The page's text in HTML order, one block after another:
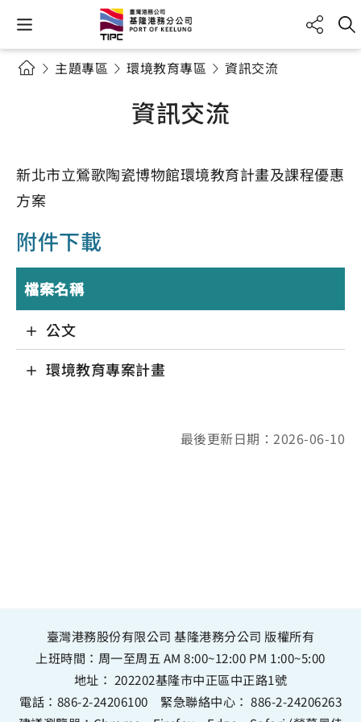
主題專區 環境教育專區 資訊交流
資訊交流
新北市立鶯歌陶瓷博物館環境教育計畫及課程優惠
方案
附件下載
檔案名稱
公文
環境教育專案計畫
最後更新日期：2026-06-10
臺灣港務股份有限公司 基隆港務分公司 版權所有
上班時間：周一至周五 AM 8:00~12:00 PM 1:00~5:00
地址： 202202基隆市中正區中正路1號
電話： 886-2-24206100 緊急聯絡中心： 886-2-24206263